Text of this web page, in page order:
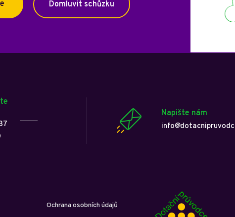
Domluvit schůzku
Napište nám
Ochrana osobních údajů